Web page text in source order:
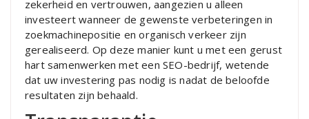
zekerheid en vertrouwen, aangezien u alleen
investeert wanneer de gewenste verbeteringen in
zoekmachinepositie en organisch verkeer zijn
gerealiseerd. Op deze manier kunt u met een gerust
hart samenwerken met een SEO-bedrijf, wetende
dat uw investering pas nodig is nadat de beloofde
resultaten zijn behaald.